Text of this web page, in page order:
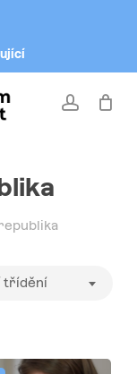
account
třídění